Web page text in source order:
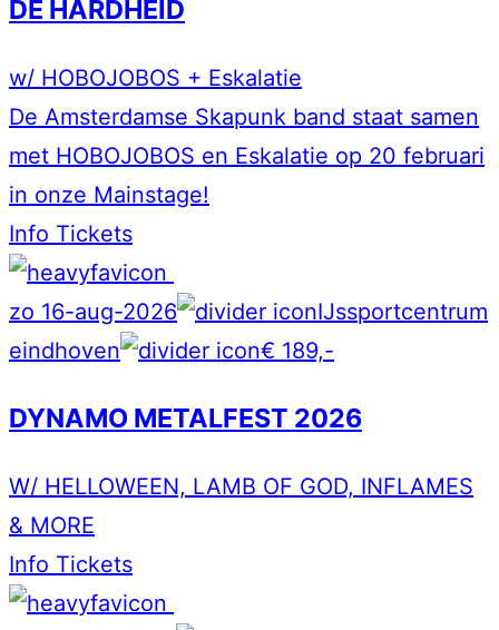
DE HARDHEID
w/ HOBOJOBOS + Eskalatie
De Amsterdamse Skapunk band staat samen
met HOBOJOBOS en Eskalatie op 20 februari
in onze Mainstage!
Info Tickets
zo 16-aug-2026
IJssportcentrum
eindhoven
€ 189,-
DYNAMO METALFEST 2026
W/ HELLOWEEN, LAMB OF GOD, INFLAMES
& MORE
Info Tickets